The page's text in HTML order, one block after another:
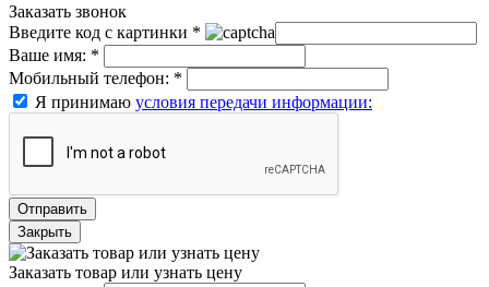
Заказать звонок
Введите код с картинки *
Ваше имя: *
Мобильный телефон: *
Я принимаю условия передачи информации:
Отправить
Закрыть
Заказать товар или узнать цену